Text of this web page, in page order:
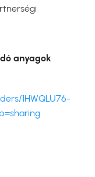
anyagok
1HWQLU76-